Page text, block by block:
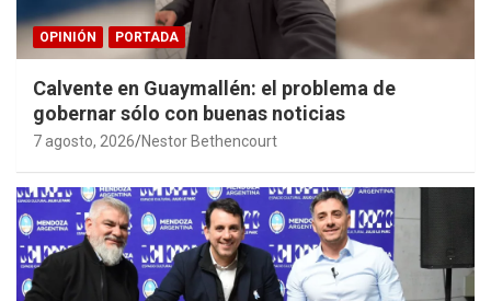
OPINIÓN PORTADA
Calvente en Guaymallén: el problema de
gobernar sólo con buenas noticias
7 agosto, 2026 Nestor Bethencourt